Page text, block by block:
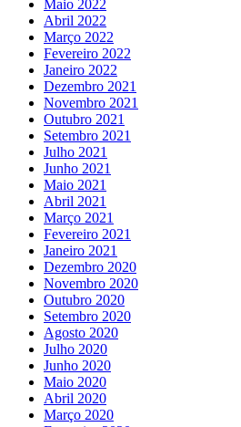
Maio 2022
Abril 2022
Março 2022
Fevereiro 2022
Janeiro 2022
Dezembro 2021
Novembro 2021
Outubro 2021
Setembro 2021
Julho 2021
Junho 2021
Maio 2021
Abril 2021
Março 2021
Fevereiro 2021
Janeiro 2021
Dezembro 2020
Novembro 2020
Outubro 2020
Setembro 2020
Agosto 2020
Julho 2020
Junho 2020
Maio 2020
Abril 2020
Março 2020